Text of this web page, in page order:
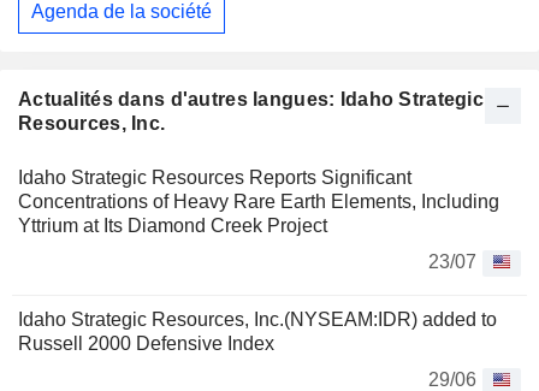
Actualités dans d'autres langues: Idaho Strategic
Resources, Inc.
Idaho Strategic Resources Reports Significant
Concentrations of Heavy Rare Earth Elements, Including
Yttrium at Its Diamond Creek Project
23/07
Idaho Strategic Resources, Inc.(NYSEAM:IDR) added to
Russell 2000 Defensive Index
29/06
Agenda de la société